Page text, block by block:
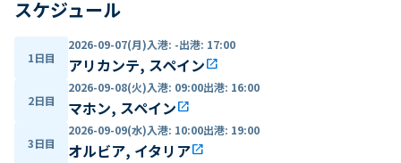
スケジュール
1日目
2026-09-07(月)入港: -出港: 17:00
アリカンテ, スペインopen_in_new
2日目
2026-09-08(火)入港: 09:00出港: 16:00
マホン, スペインopen_in_new
3日目
2026-09-09(水)入港: 10:00出港: 19:00
オルビア, イタリアopen_in_new